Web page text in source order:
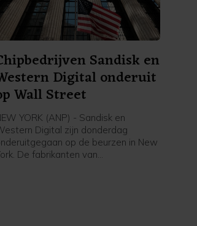
Sandisk en
Digital onderuit
Wall Street
YORK (ANP) - Sandisk en
Digital zijn donderdag
op de beurzen in New
De fabrikanten van